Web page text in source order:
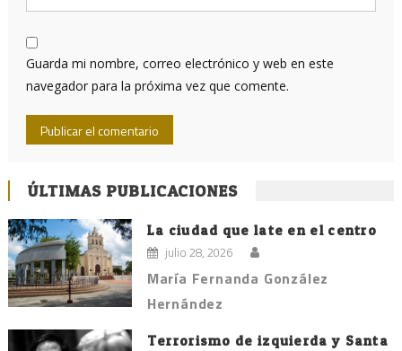
Guarda mi nombre, correo electrónico y web en este
navegador para la próxima vez que comente.
ÚLTIMAS PUBLICACIONES
La ciudad que late en el centro
julio 28, 2026
María Fernanda González
Hernández
Terrorismo de izquierda y Santa